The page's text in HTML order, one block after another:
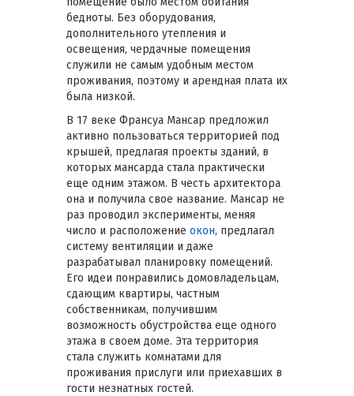
бедноты. Без оборудования,
дополнительного утепления и
освещения, чердачные помещения
служили не самым удобным местом
проживания, поэтому и арендная плата их
была низкой.
В 17 веке Франсуа Мансар предложил
активно пользоваться территорией под
крышей, предлагая проекты зданий, в
которых мансарда стала практически
еще одним этажом. В честь архитектора
она и получила свое название. Мансар не
раз проводил эксперименты, меняя
число и расположение окон, предлагал
систему вентиляции и даже
разрабатывал планировку помещений.
Его идеи понравились домовладельцам,
сдающим квартиры, частным
собственникам, получившим
возможность обустройства еще одного
этажа в своем доме. Эта территория
стала служить комнатами для
проживания прислуги или приехавших в
гости незнатных гостей.